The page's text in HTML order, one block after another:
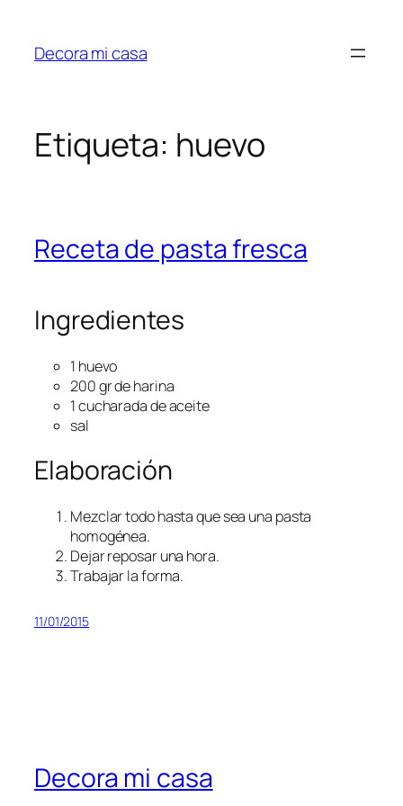
contenido
Decora mi casa
Etiqueta: huevo
Receta de pasta fresca
Ingredientes
1 huevo
200 gr de harina
1 cucharada de aceite
sal
Elaboración
Mezclar todo hasta que sea una pasta
homogénea.
Dejar reposar una hora.
Trabajar la forma.
11/01/2015
Decora mi casa